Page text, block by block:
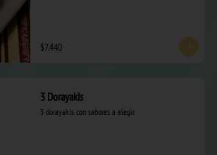
$7.440
3 Dorayakis
3 dorayakis con sabores a elegir.